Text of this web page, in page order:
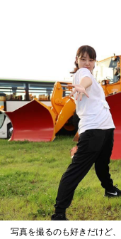
写真を撮るのも好きだけど